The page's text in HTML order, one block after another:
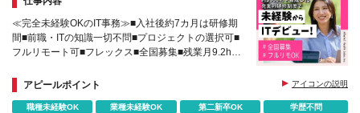
≪完全未経験OKのIT事務≫■入社後約7カ月は研修期
間■前職・ITの知識一切不問■プロジェクトの選択可■
フルリモート可■フレックス■全国募集■残業月9.2h■
アピールポイント
アイコンの説明
職種未経験OK 業種未経験OK 第二新卒OK
学歴不問